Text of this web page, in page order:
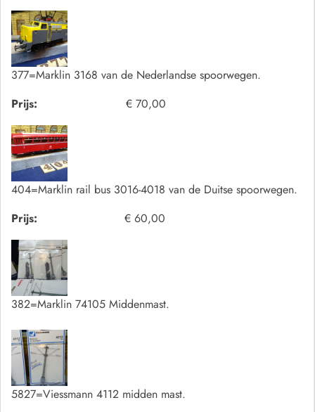
377=Marklin 3168 van de Nederlandse spoorwegen.
Prijs:
€ 70,00
404=Marklin rail bus 3016-4018 van de Duitse spoorwegen.
Prijs:
€ 60,00
382=Marklin 74105 Middenmast.
5827=Viessmann 4112 midden mast.